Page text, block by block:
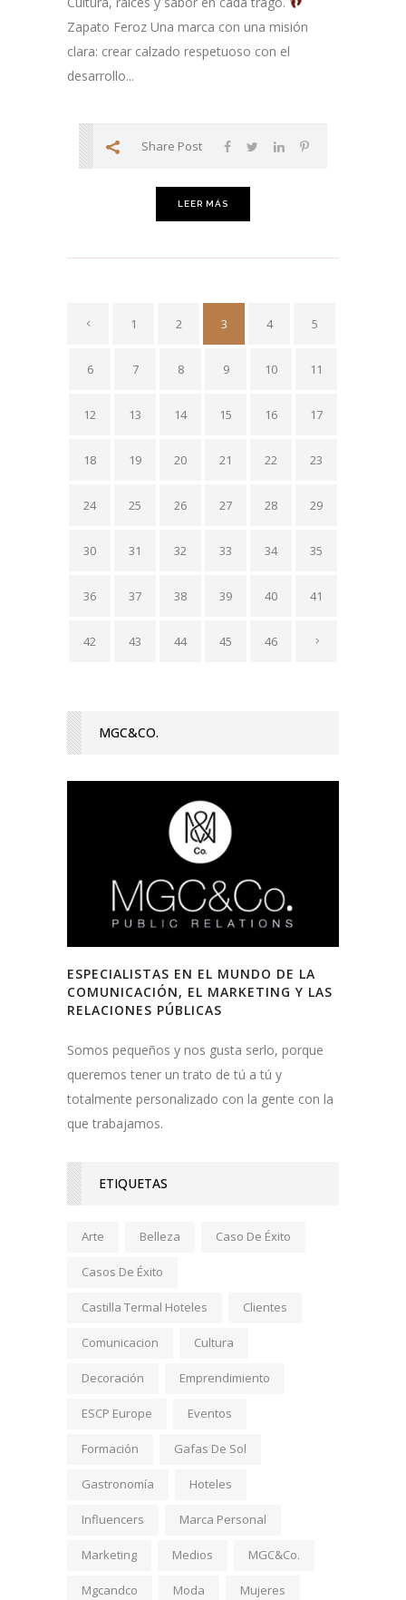
Zapato Feroz Una marca con una misión
clara: crear calzado respetuoso con el
desarrollo...
Share Post
LEER MÁS
1 2 3 4 5
6 7 8 9 10 11
12 13 14 15 16 17
18 19 20 21 22 23
24 25 26 27 28 29
30 31 32 33 34 35
36 37 38 39 40 41
42 43 44 45 46
MGC&CO.
ESPECIALISTAS EN EL MUNDO DE LA
COMUNICACIÓN, EL MARKETING Y LAS
RELACIONES PÚBLICAS
Somos pequeños y nos gusta serlo, porque
queremos tener un trato de tú a tú y
totalmente personalizado con la gente con la
que trabajamos.
ETIQUETAS
Arte Belleza Caso De Éxito
Casos De Éxito
Castilla Termal Hoteles Clientes
Comunicacion Cultura
Decoración Emprendimiento
ESCP Europe Eventos
Formación Gafas De Sol
Gastronomía Hoteles
Influencers Marca Personal
Marketing Medios MGC&Co.
Mgcandco Moda Mujeres